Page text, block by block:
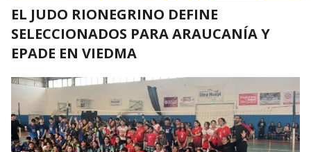
EL JUDO RIONEGRINO DEFINE
SELECCIONADOS PARA ARAUCANÍA Y
EPADE EN VIEDMA